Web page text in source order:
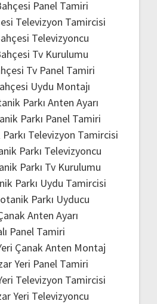
Panel Tamiri
Televizyon Tamircisi
Televizyoncu
Tv Kurulumu
Tv Panel Tamiri
Uydu Montajı
Parkı Anten Ayarı
Parkı Panel Tamiri
Televizyon Tamircisi
Parkı Televizyoncu
Parkı Tv Kurulumu
Parkı Uydu Tamircisi
Parkı Uyducu
Anten Ayarı
Panel Tamiri
Çanak Anten Montaj
Yeri Panel Tamiri
Televizyon Tamircisi
Yeri Televizyoncu